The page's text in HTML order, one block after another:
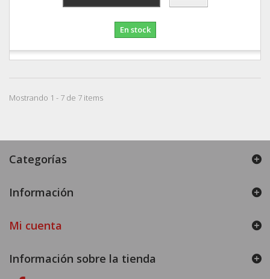
En stock
Mostrando 1 - 7 de 7 items
Categorías
Información
Mi cuenta
Información sobre la tienda